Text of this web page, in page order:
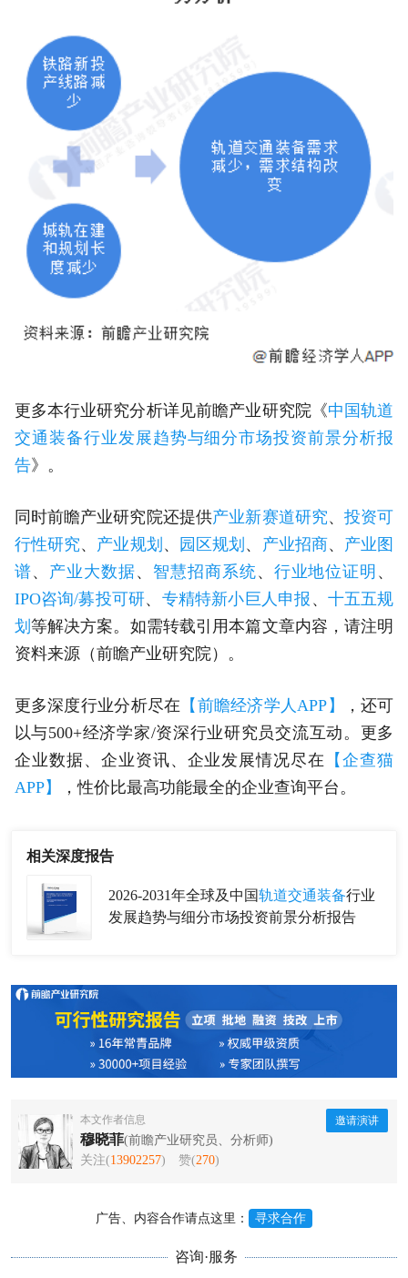
更多本行业研究分析详见前瞻产业研究院《中国轨道
交通装备行业发展趋势与细分市场投资前景分析报
告》。
同时前瞻产业研究院还提供产业新赛道研究、投资可
行性研究、 产业规划 、 园区规划 、 产业招商、 产业图
谱、 产业大数据、 智慧招商系统、 行业地位证明 、
IPO咨询/募投可研、 专精特新小巨人申报 、 十五五规
划 等解决方案。如需转载引用本篇文章内容，请注明
资料来源（前瞻产业研究院）。
更多深度行业分析尽在 【前瞻经济学人APP】
，还可
以与500+经济学家/资深行业研究员交流互动。更多
企业数据、企业资讯、企业发展情况尽在
【企查猫
APP】
，性价比最高功能最全的企业查询平台。
相关深度报告
2026-2031年全球及中国轨道交通装备行业
发展趋势与细分市场投资前景分析报告
本文作者信息
穆晓菲(前瞻产业研究员、分析师)
关注(13902257) 赞(270)
邀请演讲
广告、内容合作请点这里： 寻求合作
咨询·服务